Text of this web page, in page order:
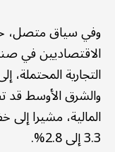
وفي سياق متصل،
الاقتصاديين في
التجارية المحتملة،
والشرق الأوسط
المالية، مشيرا
3.3 إلى 2.8%.